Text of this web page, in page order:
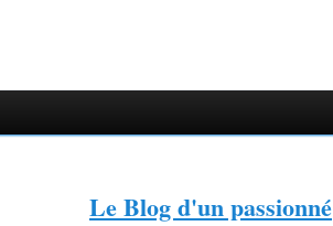
Le Blog d'un passionné